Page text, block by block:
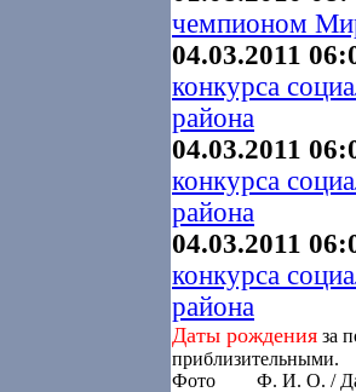
чемпионом
04.03.2011
конкурса
района
04.03.2011
конкурса
района
04.03.2011
конкурса
района
Даты рождения за
приблизительными.
Фото
Ф. И. О. /